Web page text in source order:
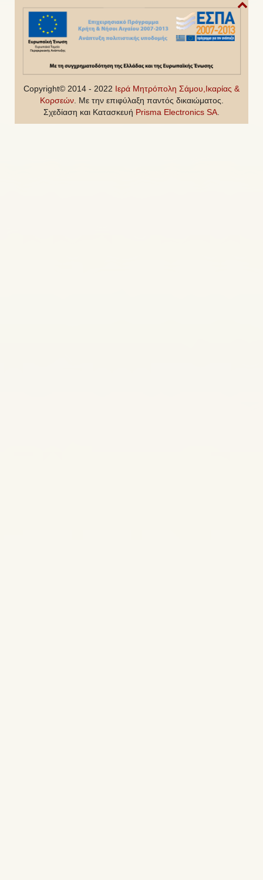
Copyright© 2014 - 2022 Ιερά Μητρόπολη Σάμου,Ικαρίας &
Κορσεών. Με την επιφύλαξη παντός δικαιώματος.
Σχεδίαση και Κατασκευή Prisma Electronics SA.